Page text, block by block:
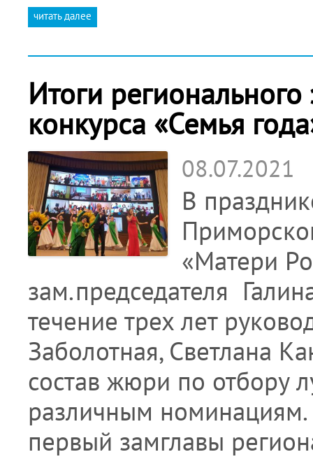
читать далее
Итоги
конкурса «Семья
08.07.2021
В
«Матери
зам.председателя
течение трех лет
Заболотная, Светлана
состав жюри по отбору
различным
первый замглавы